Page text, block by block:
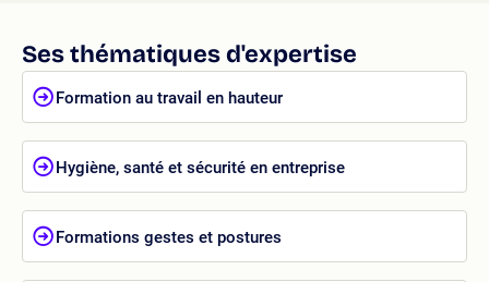
Ses thématiques d'expertise
Formation au travail en hauteur
Hygiène, santé et sécurité en entreprise
Formations gestes et postures